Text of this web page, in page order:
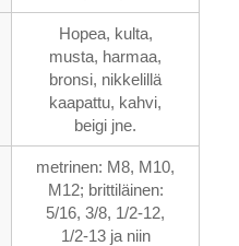
Hopea, kulta,
musta, harmaa,
bronsi, nikkelillä
kaapattu, kahvi,
beigi jne.
metrinen: M8, M10,
M12; brittiläinen:
5/16, 3/8, 1/2-12,
1/2-13 ja niin